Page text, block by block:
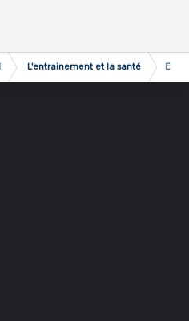
L'entrainement et la santé